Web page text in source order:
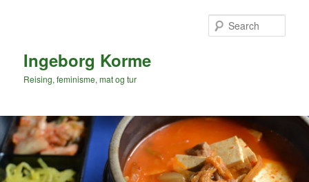
Ingeborg Korme
Reising, feminisme, mat og tur